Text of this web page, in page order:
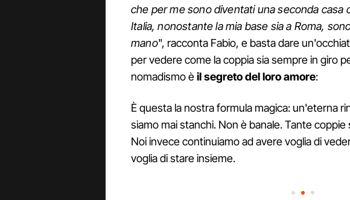
che per me sono diventati una seconda casa
Italia, nonostante la mia base sia a Roma,
mano", racconta Fabio, e basta dare
per vedere come la coppia sia sempre in giro
nomadismo èil segreto del loro amore:
È questa la nostra formula magica: un'eterna
siamo mai stanchi. Non è banale. Tante
Noi invece continuiamo ad avere voglia di
voglia di stare insieme.